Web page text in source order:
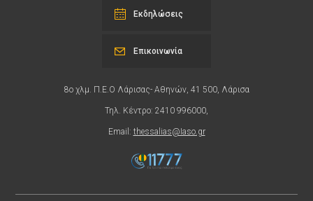
Εκδηλώσεις
8ο χλμ. Π.Ε.Ο Λάρισας- Αθηνών, 41 500, Λάρισα
Τηλ. Κέντρο: 2410 996000,
Email: thessalias@Iaso.gr
Επικοινωνία